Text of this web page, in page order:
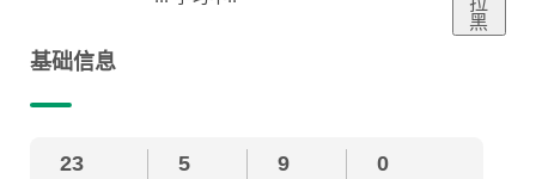
黑
基础信息
23 5 9 0